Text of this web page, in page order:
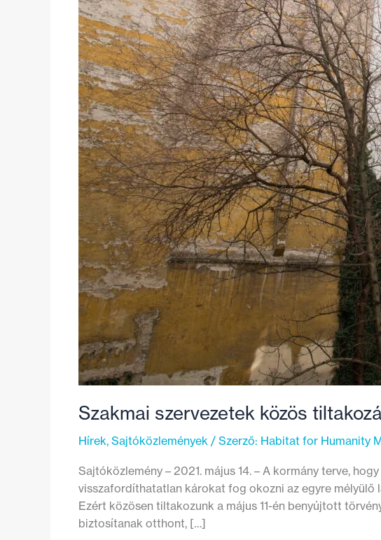
Szakmai szervezetek közös
Hírek, Sajtóközlemények / Szerző: Habitat for Humanity
Sajtóközlemény – 2021. május 14. – A kormány terve,
visszafordíthatatlan károkat fog okozni az egyre mélyülő
Ezért közösen tiltakozunk a május 11-én benyújtott
biztosítanak otthont, […]